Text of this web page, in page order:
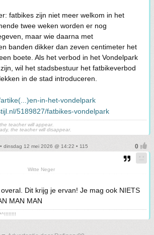
fatbikes zijn niet meer welkom in het
twee weken worden er nog
maar wie daarna met
banden dikker dan zeven centimeter het
boete. Als het verbod in het Vondelpark
wil het stadsbestuur het fatbikeverbod
in de stad introduceren.
in-het-vondelpark
5189827/fatbikes-vondelpark
teacher will appear.
the teacher will disappear.
• dinsdag 12 mei 2026 @ 14:22 • 115
Witte Neger
Dit krijg je ervan! Je mag ook NIETS
MAN MAN